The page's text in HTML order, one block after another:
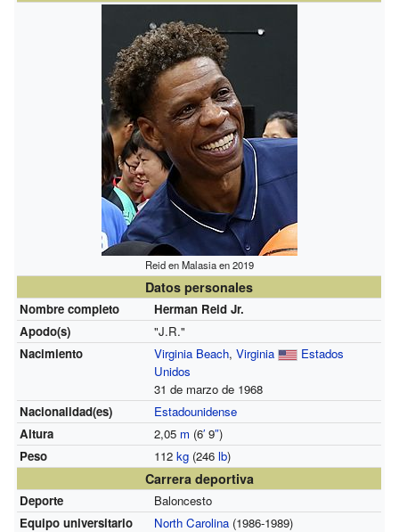
Reid en Malasia en 2019
Datos personales
Nombre completo
Herman Reid Jr.
Apodo(s)
"J.R."
Nacimiento
Virginia Beach, Virginia
Estados
Unidos
31 de marzo de 1968
Nacionalidad(es)
Estadounidense
Altura
2,05 m (6′9″)
Peso
112 kg(246 lb)
Carrera deportiva
Deporte
Baloncesto
Equipo universitario
North Carolina(1986-1989)